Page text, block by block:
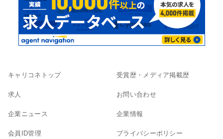
キャリコネトップ
求人
企業ニュース
会員ID管理
受賞歴・メディア掲載歴
お問い合わせ
企業情報
プライバシーポリシー